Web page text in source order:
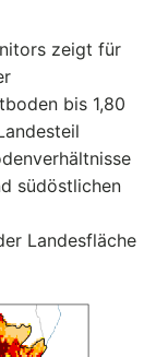
zeigt für
bis 1,80
südöstlichen
Landesfläche